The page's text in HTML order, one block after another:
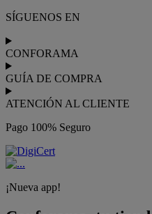
SÍGUENOS EN
CONFORAMA
GUÍA DE COMPRA
ATENCIÓN AL CLIENTE
Pago 100% Seguro
¡Nueva app!